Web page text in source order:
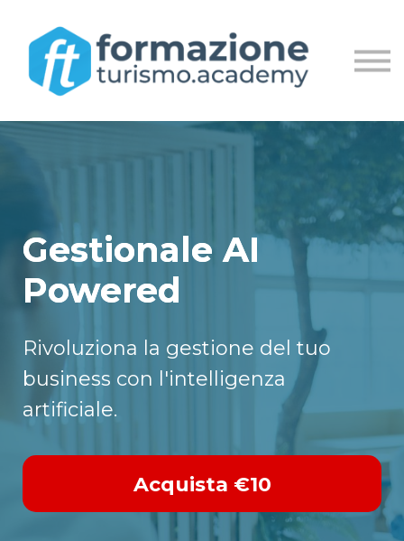
LIVE STREAM
ACCEDI
Gestionale AI
Powered
Rivoluziona la gestione del tuo
business con l'intelligenza
artificiale.
Acquista €10